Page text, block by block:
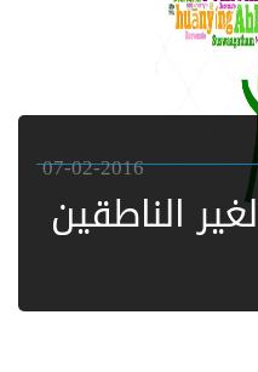
07-02-2016
الناطقين